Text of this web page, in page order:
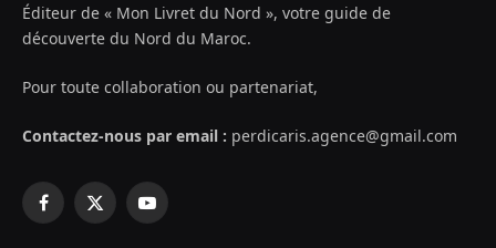
Éditeur de « Mon Livret du Nord », votre guide de
découverte du Nord du Maroc.
Pour toute collaboration ou partenariat,
Contactez-nous par email : perdicaris.agence@gmail.com
Facebook
X
YouTube